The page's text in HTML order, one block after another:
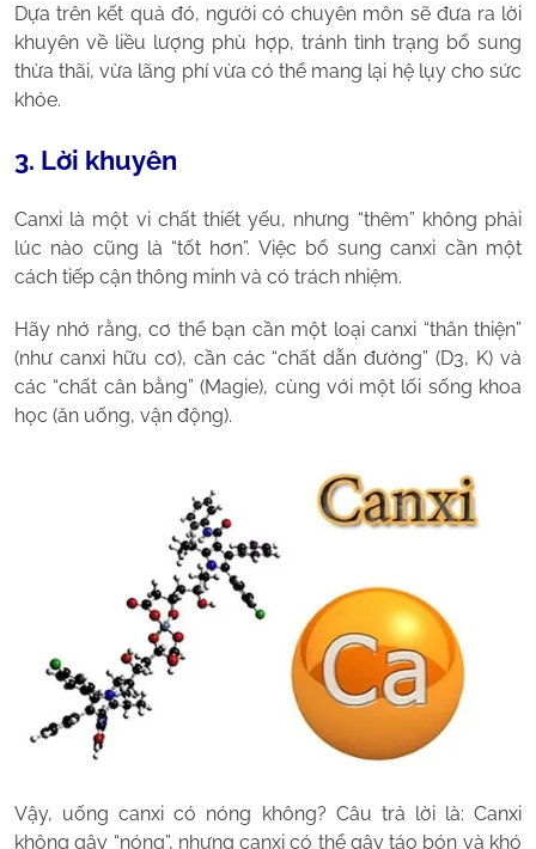
Dựa trên kết quả đó, người có chuyên môn sẽ đưa ra lời
khuyên về liều lượng phù hợp, tránh tình trạng bổ sung
thừa thãi, vừa lãng phí vừa có thể mang lại hệ lụy cho sức
khỏe.
3. Lời khuyên
Canxi là một vi chất thiết yếu, nhưng “thêm” không phải
lúc nào cũng là “tốt hơn”. Việc bổ sung canxi cần một
cách tiếp cận thông minh và có trách nhiệm.
Hãy nhớ rằng, cơ thể bạn cần một loại canxi “thân thiện”
(như canxi hữu cơ), cần các “chất dẫn đường” (D3, K) và
các “chất cân bằng” (Magie), cùng với một lối sống khoa
học (ăn uống, vận động).
Vậy, uống canxi có nóng không? Câu trả lời là: Canxi
không gây “nóng”, nhưng canxi có thể gây táo bón và khó